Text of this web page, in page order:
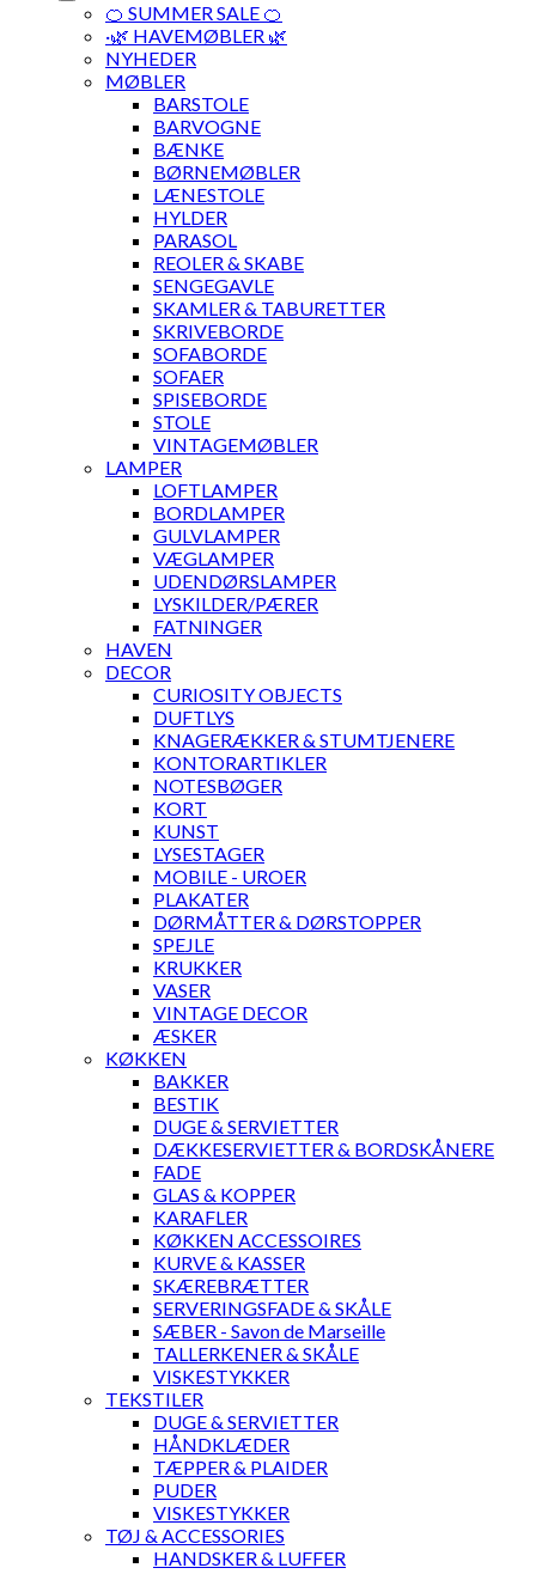
🍊 SUMMER SALE 🍊
·🌿 HAVEMØBLER 🌿
NYHEDER
MØBLER
BARSTOLE
BARVOGNE
BÆNKE
BØRNEMØBLER
LÆNESTOLE
HYLDER
PARASOL
REOLER & SKABE
SENGEGAVLE
SKAMLER & TABURETTER
SKRIVEBORDE
SOFABORDE
SOFAER
SPISEBORDE
STOLE
VINTAGEMØBLER
LAMPER
LOFTLAMPER
BORDLAMPER
GULVLAMPER
VÆGLAMPER
UDENDØRSLAMPER
LYSKILDER/PÆRER
FATNINGER
HAVEN
DECOR
CURIOSITY OBJECTS
DUFTLYS
KNAGERÆKKER & STUMTJENERE
KONTORARTIKLER
NOTESBØGER
KORT
KUNST
LYSESTAGER
MOBILE - UROER
PLAKATER
DØRMÅTTER & DØRSTOPPER
SPEJLE
KRUKKER
VASER
VINTAGE DECOR
ÆSKER
KØKKEN
BAKKER
BESTIK
DUGE & SERVIETTER
DÆKKESERVIETTER & BORDSKÅNERE
FADE
GLAS & KOPPER
KARAFLER
KØKKEN ACCESSOIRES
KURVE & KASSER
SKÆREBRÆTTER
SERVERINGSFADE & SKÅLE
SÆBER - Savon de Marseille
TALLERKENER & SKÅLE
VISKESTYKKER
TEKSTILER
DUGE & SERVIETTER
HÅNDKLÆDER
TÆPPER & PLAIDER
PUDER
VISKESTYKKER
TØJ & ACCESSORIES
HANDSKER & LUFFER